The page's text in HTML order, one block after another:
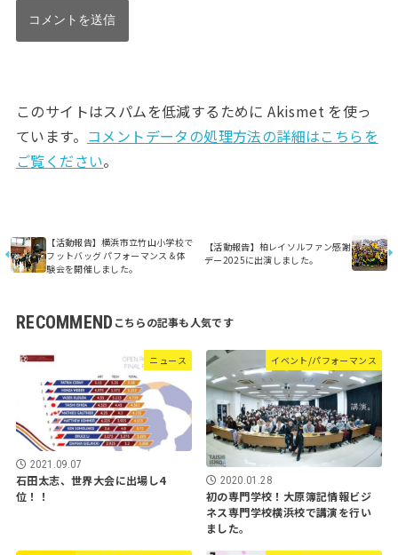
このサイトはスパムを低減するために Akismet を使っ
ています。 コメントデータの処理方法の詳細はこちらを
ご覧ください。
【活動報告】横浜市立竹山小学校で
フットバッグ パフォーマンス＆体
験会を開催しました。
【活動報告】柏レイソルファン感謝
デー2025に出演しました。
RECOMMEND
ニュース
2021.09.07
石田太志、世界大会に出場し4
位！！
イベント/パフォーマンス
2020.01.28
初の専門学校！大原簿記情報ビジ
ネス専門学校横浜校で講演を行い
ました。